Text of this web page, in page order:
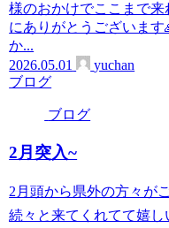
様のおかけでここまで
にありがとうございます
か...
2026.05.01
yuchan
ブログ
ブログ
2月突入~
2月頭から県外の方々が
続々と来てくれてて嬉